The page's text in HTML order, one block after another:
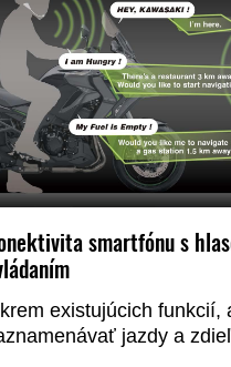
smartfónu s
existujúcich funkcií,
jazdy a